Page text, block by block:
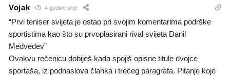
Vojak 4 godine prije
“Prvi teniser svijeta je ostao pri svojim komentarima podrške
sportistima kao što su prvoplasirani rival svijeta Danil
Medvedev”
Ovakvu rečenicu dobiješ kada spojiš opisne titule dvojce
sportaša, iz podnaslova članka i trećeg paragrafa. Pitanje koje